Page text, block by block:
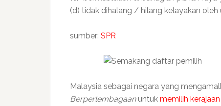
(d) tidak dihalang / hilang kelayakan
sumber: SPR
Malaysia sebagai negara yang
Berperlembagaanuntuk memilih